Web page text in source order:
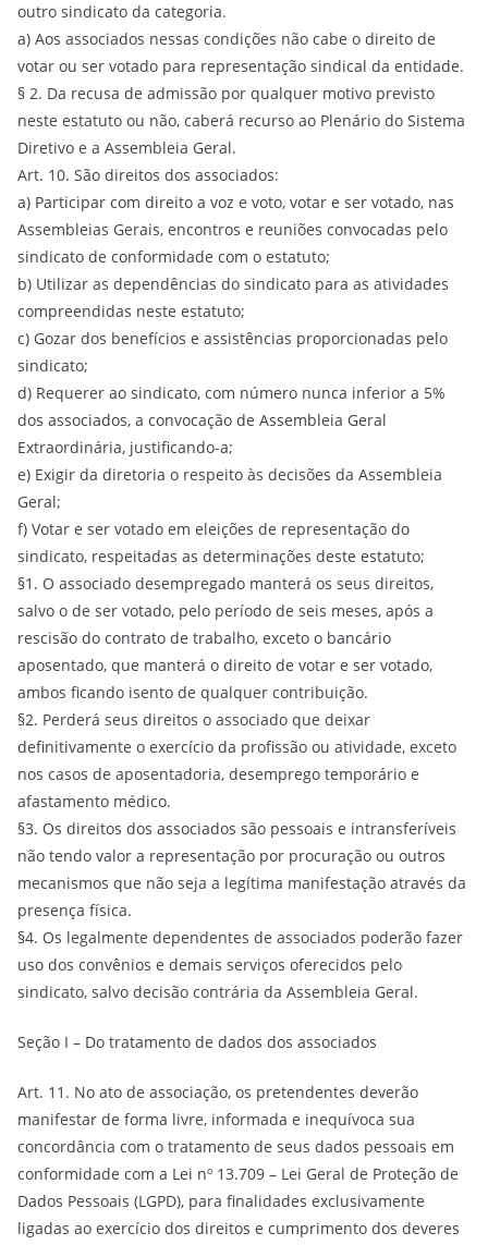
outro sindicato da categoria.
a) Aos associados nessas condições não cabe o direito de
votar ou ser votado para representação sindical da entidade.
§ 2. Da recusa de admissão por qualquer motivo previsto
neste estatuto ou não, caberá recurso ao Plenário do Sistema
Diretivo e a Assembleia Geral.
Art. 10. São direitos dos associados:
a) Participar com direito a voz e voto, votar e ser votado, nas
Assembleias Gerais, encontros e reuniões convocadas pelo
sindicato de conformidade com o estatuto;
b) Utilizar as dependências do sindicato para as atividades
compreendidas neste estatuto;
c) Gozar dos benefícios e assistências proporcionadas pelo
sindicato;
d) Requerer ao sindicato, com número nunca inferior a 5%
dos associados, a convocação de Assembleia Geral
Extraordinária, justificando-a;
e) Exigir da diretoria o respeito às decisões da Assembleia
Geral;
f) Votar e ser votado em eleições de representação do
sindicato, respeitadas as determinações deste estatuto;
§1. O associado desempregado manterá os seus direitos,
salvo o de ser votado, pelo período de seis meses, após a
rescisão do contrato de trabalho, exceto o bancário
aposentado, que manterá o direito de votar e ser votado,
ambos ficando isento de qualquer contribuição.
§2. Perderá seus direitos o associado que deixar
definitivamente o exercício da profissão ou atividade, exceto
nos casos de aposentadoria, desemprego temporário e
afastamento médico.
§3. Os direitos dos associados são pessoais e intransferíveis
não tendo valor a representação por procuração ou outros
mecanismos que não seja a legítima manifestação através da
presença física.
§4. Os legalmente dependentes de associados poderão fazer
uso dos convênios e demais serviços oferecidos pelo
sindicato, salvo decisão contrária da Assembleia Geral.
Seção I – Do tratamento de dados dos associados
Art. 11. No ato de associação, os pretendentes deverão
manifestar de forma livre, informada e inequívoca sua
concordância com o tratamento de seus dados pessoais em
conformidade com a Lei nº 13.709 – Lei Geral de Proteção de
Dados Pessoais (LGPD), para finalidades exclusivamente
ligadas ao exercício dos direitos e cumprimento dos deveres